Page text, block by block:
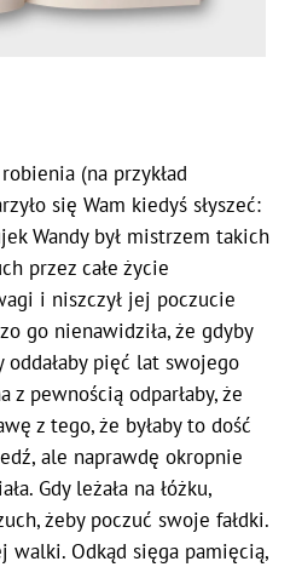
(na przykład
się Wam kiedyś słyszeć:
Wandy był mistrzem takich
przez całe życie
i niszczył jej poczucie
go nienawidziła, że gdyby
oddałaby pięć lat swojego
z pewnością odparłaby, że
z tego, że byłaby to dość
ale naprawdę okropnie
Gdy leżała na łóżku,
żeby poczuć swoje fałdki.
walki. Odkąd sięga pamięcią,